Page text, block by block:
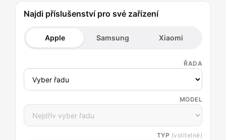
Najdi příslušenství pro své zařízení
Apple Samsung Xiaomi
ŘADA
MODEL
TYP (volitelně)